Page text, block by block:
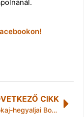
CIKK
A Tokaj-hegyaljai Borok Házában csoda születik